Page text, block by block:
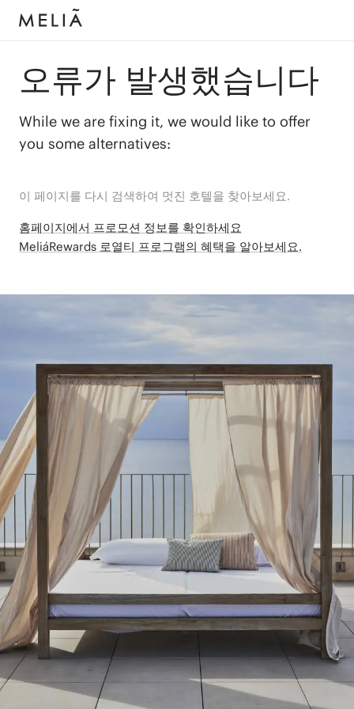
오류가 발생했습니다
While we are fixing it, we would like to offer
you some alternatives:
이 페이지를 다시 검색하여 멋진 호텔을 찾아보세요.
홈페이지에서 프로모션 정보를 확인하세요
MeliáRewards 로열티 프로그램의 혜택을 알아보세요.